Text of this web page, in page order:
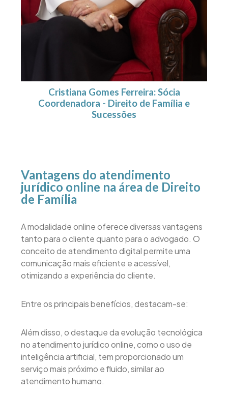
Cristiana Gomes Ferreira: Sócia
Coordenadora - Direito de Família e
Sucessões
Vantagens do atendimento
jurídico online na área de Direito
de Família
A modalidade online oferece diversas vantagens
tanto para o cliente quanto para o advogado. O
conceito de atendimento digital permite uma
comunicação mais eficiente e acessível,
otimizando a experiência do cliente.
Entre os principais benefícios, destacam-se:
Além disso, o destaque da evolução tecnológica
no atendimento jurídico online, como o uso de
inteligência artificial, tem proporcionado um
serviço mais próximo e fluido, similar ao
atendimento humano.